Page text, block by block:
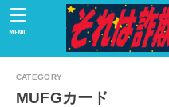
MENU
MUFGカード